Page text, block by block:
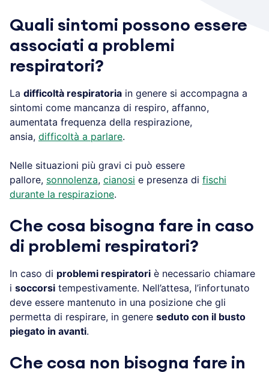
Quali sintomi possono essere
associati a problemi
respiratori?
La difficoltà respiratoria in genere si accompagna a
sintomi come mancanza di respiro, affanno,
aumentata frequenza della respirazione,
ansia, difficoltà a parlare.
Nelle situazioni più gravi ci può essere
pallore, sonnolenza, cianosi e presenza di fischi
durante la respirazione.
Che cosa bisogna fare in caso
di problemi respiratori?
In caso di problemi respiratori è necessario chiamare
i soccorsi tempestivamente. Nell’attesa, l’infortunato
deve essere mantenuto in una posizione che gli
permetta di respirare, in genere seduto con il busto
piegato in avanti.
Che cosa non bisogna fare in